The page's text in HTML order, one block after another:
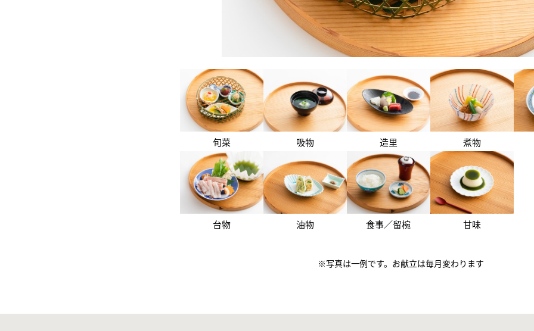
旬菜 吸物 造里 煮物
台物 油物 食事／留椀 甘味
写真は一例です。お献立は毎月変わります